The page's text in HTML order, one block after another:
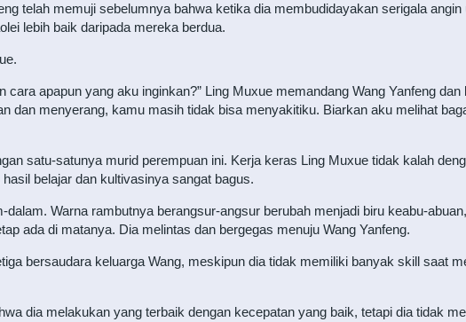
telah memuji sebelumnya bahwa ketika dia membudidayakan serigala
lebih baik daripada mereka berdua.
cara apapun yang aku inginkan?” Ling Muxue memandang Wang Yanfeng
dan menyerang, kamu masih tidak bisa menyakitiku. Biarkan aku melihat
satu-satunya murid perempuan ini. Kerja keras Ling Muxue tidak kalah
belajar dan kultivasinya sangat bagus.
Warna rambutnya berangsur-angsur berubah menjadi biru keabu-
ada di matanya. Dia melintas dan bergegas menuju Wang Yanfeng.
bersaudara keluarga Wang, meskipun dia tidak memiliki banyak skill saat
dia melakukan yang terbaik dengan kecepatan yang baik, tetapi dia tidak